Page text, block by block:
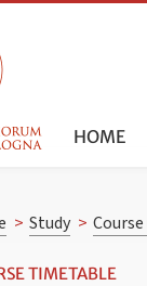
HOME
> Study >
TIMETABLE